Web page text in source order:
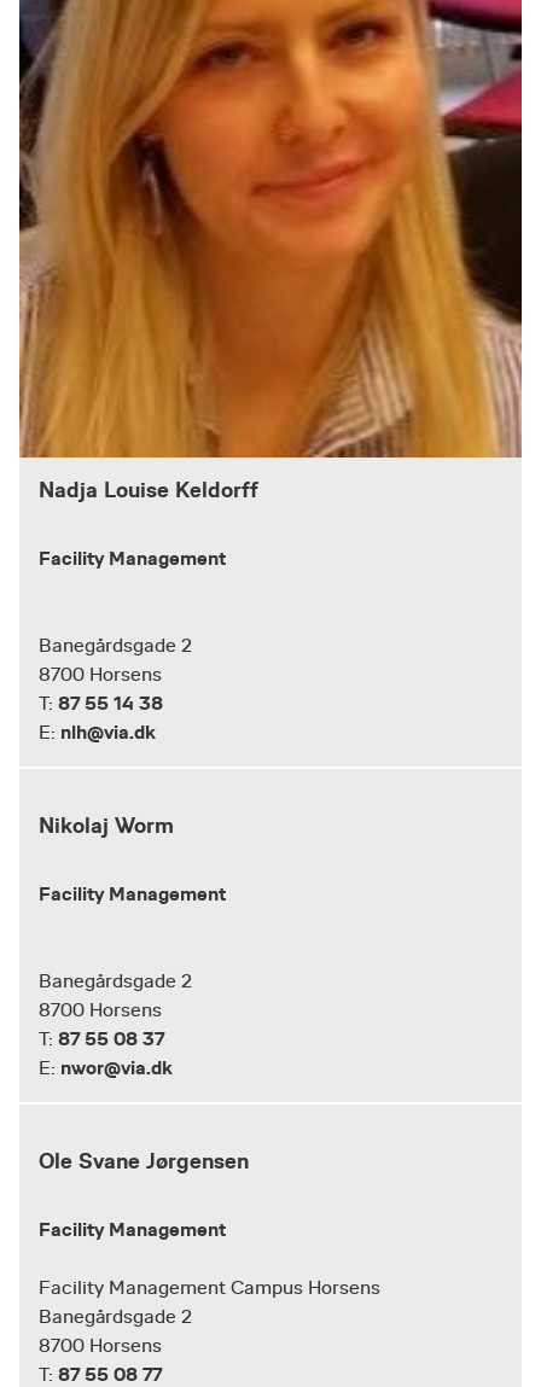
Nadja Louise Keldorff
Facility Management
Banegårdsgade 2
8700 Horsens
T: 87 55 14 38
E: nlh@via.dk
Nikolaj Worm
Facility Management
Banegårdsgade 2
8700 Horsens
T: 87 55 08 37
E: nwor@via.dk
Ole Svane Jørgensen
Facility Management
Facility Management Campus Horsens
Banegårdsgade 2
8700 Horsens
T: 87 55 08 77